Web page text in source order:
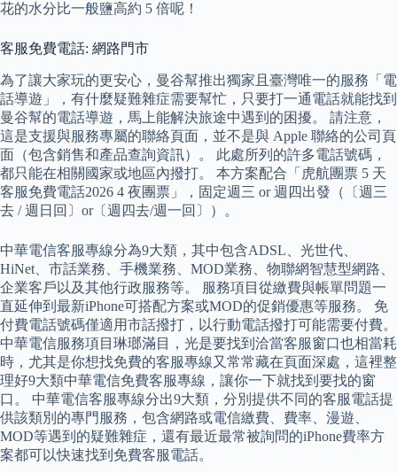
花的水分比一般鹽高約 5 倍呢！
客服免費電話: 網路門市
為了讓大家玩的更安心，曼谷幫推出獨家且臺灣唯一的服務「電
話導遊」，有什麼疑難雜症需要幫忙，只要打一通電話就能找到
曼谷幫的電話導遊，馬上能解決旅途中遇到的困擾。 請注意，
這是支援與服務專屬的聯絡頁面，並不是與 Apple 聯絡的公司頁
面（包含銷售和產品查詢資訊）。 此處所列的許多電話號碼，
都只能在相關國家或地區內撥打。 本方案配合「虎航團票 5 天
客服免費電話2026 4 夜團票」，固定週三 or 週四出發（〔週三
去 / 週日回〕or〔週四去/週一回〕）。
中華電信客服專線分為9大類，其中包含ADSL、光世代、
HiNet、市話業務、手機業務、MOD業務、物聯網智慧型網路、
企業客戶以及其他行政服務等。 服務項目從繳費與帳單問題一
直延伸到最新iPhone可搭配方案或MOD的促銷優惠等服務。 免
付費電話號碼僅適用市話撥打，以行動電話撥打可能需要付費。
中華電信服務項目琳瑯滿目，光是要找到洽當客服窗口也相當耗
時，尤其是你想找免費的客服專線又常常藏在頁面深處，這裡整
理好9大類中華電信免費客服專線，讓你一下就找到要找的窗
口。 中華電信客服專線分出9大類，分別提供不同的客服電話提
供該類別的專門服務，包含網路或電信繳費、費率、漫遊、
MOD等遇到的疑難雜症，還有最近最常被詢問的iPhone費率方
案都可以快速找到免費客服電話。